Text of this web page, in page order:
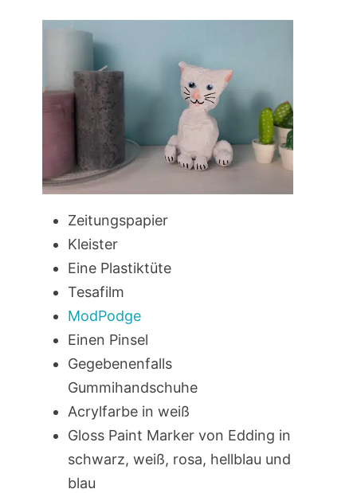
Zeitungspapier
Kleister
Eine Plastiktüte
Tesafilm
ModPodge
Einen Pinsel
Gegebenenfalls
Gummihandschuhe
Acrylfarbe in weiß
Gloss Paint Marker von Edding in
schwarz, weiß, rosa, hellblau und
blau